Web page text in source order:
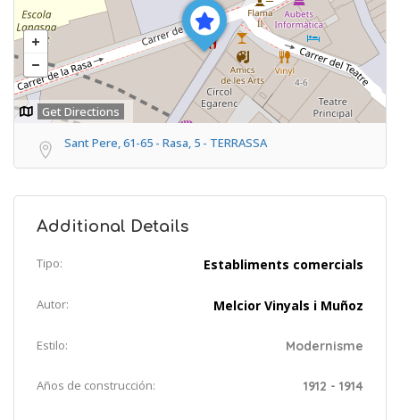
Get Directions
Sant Pere, 61-65 - Rasa, 5 - TERRASSA
Additional Details
Tipo: Establiments comercials
Autor: Melcior Vinyals i Muñoz
Estilo: Modernisme
Años de construcción: 1912 - 1914